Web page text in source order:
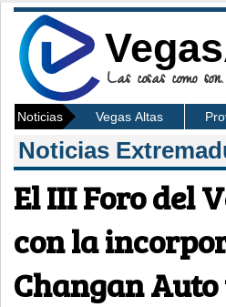
Las cosas como son.
Noticias Vegas Altas
Noticias
El III Foro del
con la
Changan